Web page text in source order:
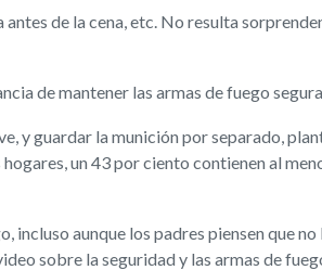
de la cena, etc. No resulta
de mantener las armas de fuego
y guardar la munición por separado,
un 43 por ciento contienen al
aunque los padres piensen que
sobre la seguridad y las armas de